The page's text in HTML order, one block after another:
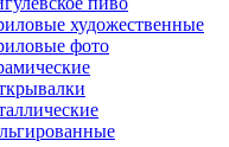
художественные
фото